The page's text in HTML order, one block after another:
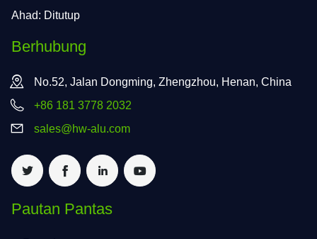
Ahad: Ditutup
Berhubung
No.52, Jalan Dongming, Zhengzhou, Henan, China
+86 181 3778 2032
sales@hw-alu.com
Pautan Pantas